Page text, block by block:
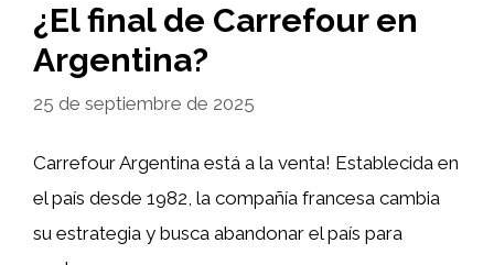
¿El final de Carrefour en
Argentina?
25 de septiembre de 2025
Carrefour Argentina está a la venta! Establecida en
el país desde 1982, la compañía francesa cambia
su estrategia y busca abandonar el país para